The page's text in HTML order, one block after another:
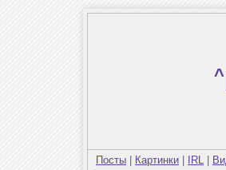
^
Посты Картинки IRL